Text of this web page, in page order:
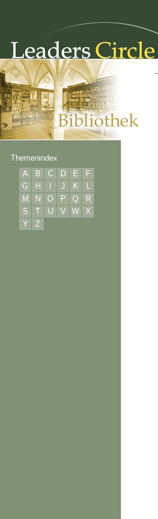
Themenindex
A
B C D E
F
G
H I J K
L
M
N O P Q
R
S
T U V W
X
Y
Z